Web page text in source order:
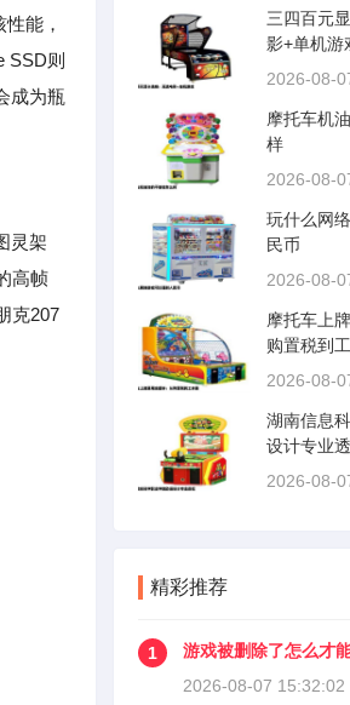
能，
SSD则
成为瓶
灵架
高帧
克207
三四百元
影+单机游
2026-08-
摩托车机
样
2026-08-
玩什么网
民币
2026-08-
摩托车上
购置税到
2026-08-
湖南信息
设计专业
2026-08-
精彩推荐
1
游戏被删除了怎么才
2026-08-07 15:32:02